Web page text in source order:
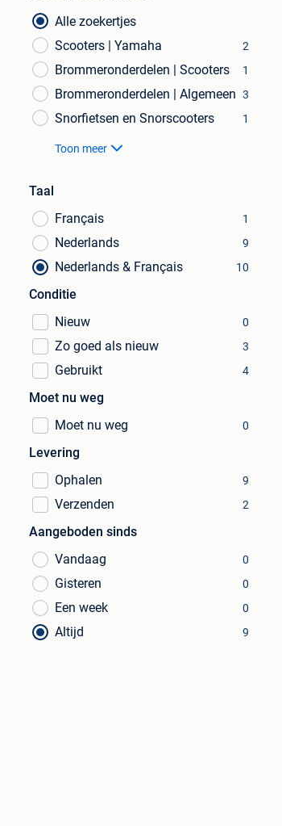
Alle zoekertjes
Scooters | Yamaha
2
Brommeronderdelen | Scooters 1
Brommeronderdelen | Algemeen 3
Snorfietsen en Snorscooters 1
Toon meer
Taal
Français
1
Nederlands 9
Nederlands & Français 10
Conditie
Nieuw
0
Zo goed als nieuw 3
Gebruikt 4
Moet nu weg
Moet nu weg
0
Levering
Ophalen
9
Verzenden 2
Aangeboden sinds
Vandaag
0
Gisteren 0
Een week 0
Altijd 9